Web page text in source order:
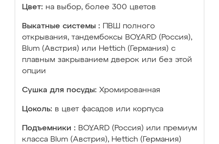
Цвет: на выбор, более 300 цветов
Выкатные системы :
ПВШ полного
открывания, тандембоксы BOYARD (Россия),
Blum (Австрия) или Hettich (Германия) с
плавным закрыванием дверок или без этой
опции
Сушка для посуды: Хромированная
Цоколь: в цвет фасадов или корпуса
Подъемники : BOYARD (Россия) или премиум
класса Blum (Австрия), Hettich (Германия)